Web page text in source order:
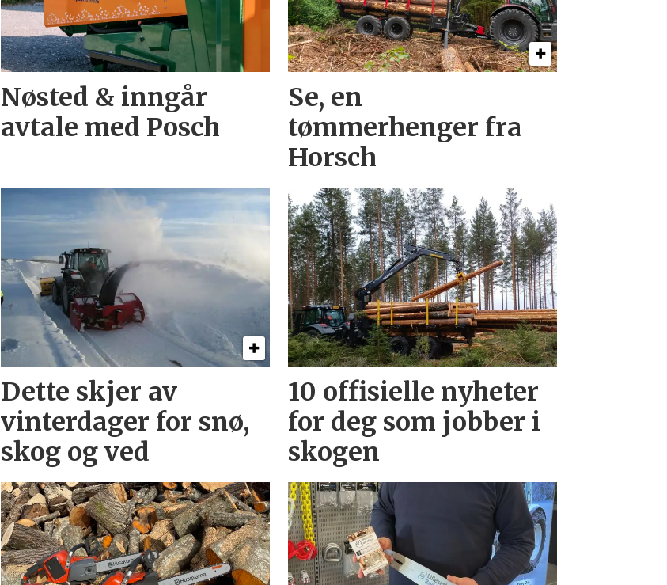
Nøsted & inngår
avtale med Posch
Se, en
tømmerhenger fra
Horsch
Dette skjer av
vinterdager for snø,
skog og ved
10 offisielle nyheter
for deg som jobber i
skogen